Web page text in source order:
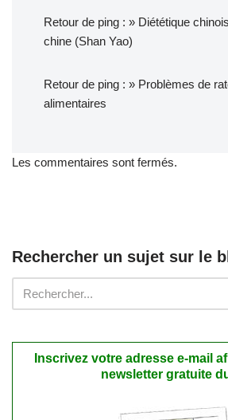
Retour de ping : » Diététique
chine (Shan Yao)
Retour de ping : » Problèmes de
alimentaires
Les commentaires sont fermés.
Rechercher un sujet sur le
Inscrivez votre adresse e-mail
newsletter gratuite